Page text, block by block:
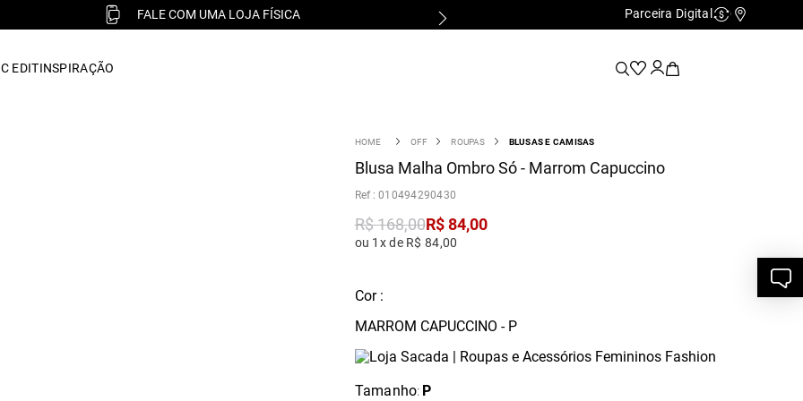
FALE COM UMA LOJA FÍSICA Parceira Digital Cashback
EDITINSPIRAÇÃO
OFF ROUPAS BLUSAS E CAMISAS
Blusa Malha Ombro Só - Marrom Capuccino
:010494290430
R$168,00R$ 84,00
ou 1x de R$ 84,00
Cor :
MARROM CAPUCCINO - P
Tamanho: P